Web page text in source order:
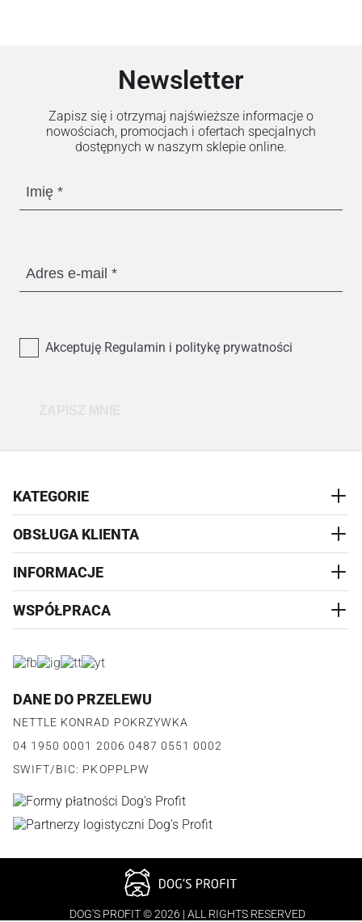
Newsletter
Zapisz się i otrzymaj najświeższe informacje o
nowościach, promocjach i ofertach specjalnych
dostępnych w naszym sklepie online.
Imię
Adres e-mail
Akceptuję Regulamin i politykę prywatności
KATEGORIE
AKCESORIA
WYPRZEDAŻ
OBSŁUGA KLIENTA
REALIZACJA I WYSYŁKA
WYMIANA
PŁATNOŚCI
FAQ
INFORMACJE
KONTAKT
O PRODUKCIE
WSPÓŁPRACA
JAK DZIAŁA PROGRAM
REGULAMIN PROGRAMU
POLITYKA PRYWATNOŚCI PROGRAMU
DANE DO PRZELEWU
NETTLE KONRAD POKRZYWKA
04 1950 0001 2006 0487 0551 0002
SWIFT/BIC: PKOPPLPW
DOG'S PROFIT © 2026 | ALL RIGHTS RESERVED